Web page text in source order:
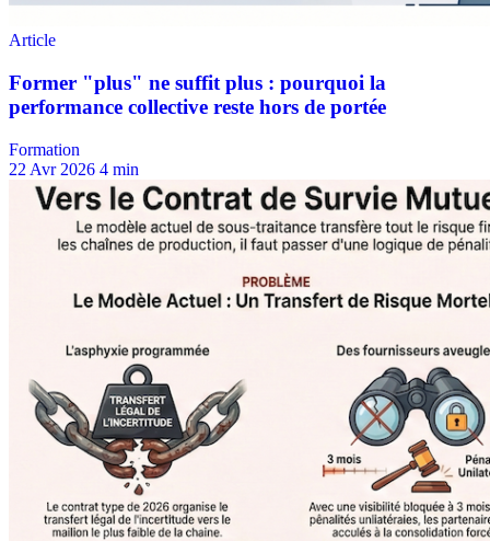
Formation
22 Avr 2026 4 min